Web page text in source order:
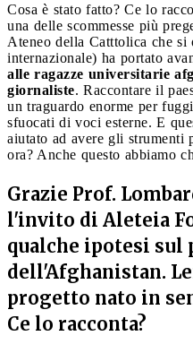
Cosa è stato fatto? Ce lo
una delle scommesse più
Ateneo della Catttolica che si
internazionale) ha portato
alle ragazze universitarie
giornaliste. Raccontare il
un traguardo enorme per
sfuocati di voci esterne. E
aiutato ad avere gli strumenti
ora? Anche questo abbiamo
Grazie Prof.
l'invito di Aleteia
qualche ipotesi sul
dell'Afghanistan.
progetto nato in
Ce lo racconta?